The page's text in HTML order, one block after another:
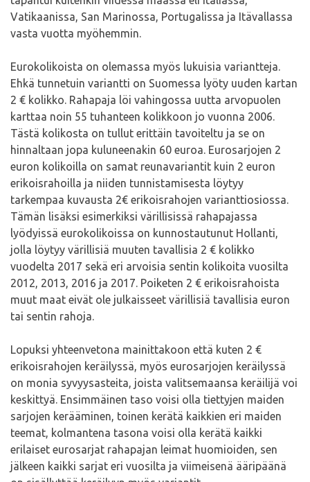
Vatikaanissa, San Marinossa, Portugalissa ja Itävallassa
vasta vuotta myöhemmin.
Eurokolikoista on olemassa myös lukuisia variantteja.
Ehkä tunnetuin variantti on Suomessa lyöty uuden kartan
2 € kolikko. Rahapaja löi vahingossa uutta arvopuolen
karttaa noin 55 tuhanteen kolikkoon jo vuonna 2006.
Tästä kolikosta on tullut erittäin tavoiteltu ja se on
hinnaltaan jopa kuluneenakin 60 euroa. Eurosarjojen 2
euron kolikoilla on samat reunavariantit kuin 2 euron
erikoisrahoilla ja niiden tunnistamisesta löytyy
tarkempaa kuvausta 2€ erikoisrahojen varianttiosiossa.
Tämän lisäksi esimerkiksi värillisissä rahapajassa
lyödyissä eurokolikoissa on kunnostautunut Hollanti,
jolla löytyy värillisiä muuten tavallisia 2 € kolikko
vuodelta 2017 sekä eri arvoisia sentin kolikoita vuosilta
2012, 2013, 2016 ja 2017. Poiketen 2 € erikoisrahoista
muut maat eivät ole julkaisseet värillisiä tavallisia euron
tai sentin rahoja.
Lopuksi yhteenvetona mainittakoon että kuten 2 €
erikoisrahojen keräilyssä, myös eurosarjojen keräilyssä
on monia syvyysasteita, joista valitsemaansa keräilijä voi
keskittyä. Ensimmäinen taso voisi olla tiettyjen maiden
sarjojen kerääminen, toinen kerätä kaikkien eri maiden
teemat, kolmantena tasona voisi olla kerätä kaikki
erilaiset eurosarjat rahapajan leimat huomioiden, sen
jälkeen kaikki sarjat eri vuosilta ja viimeisenä ääripäänä